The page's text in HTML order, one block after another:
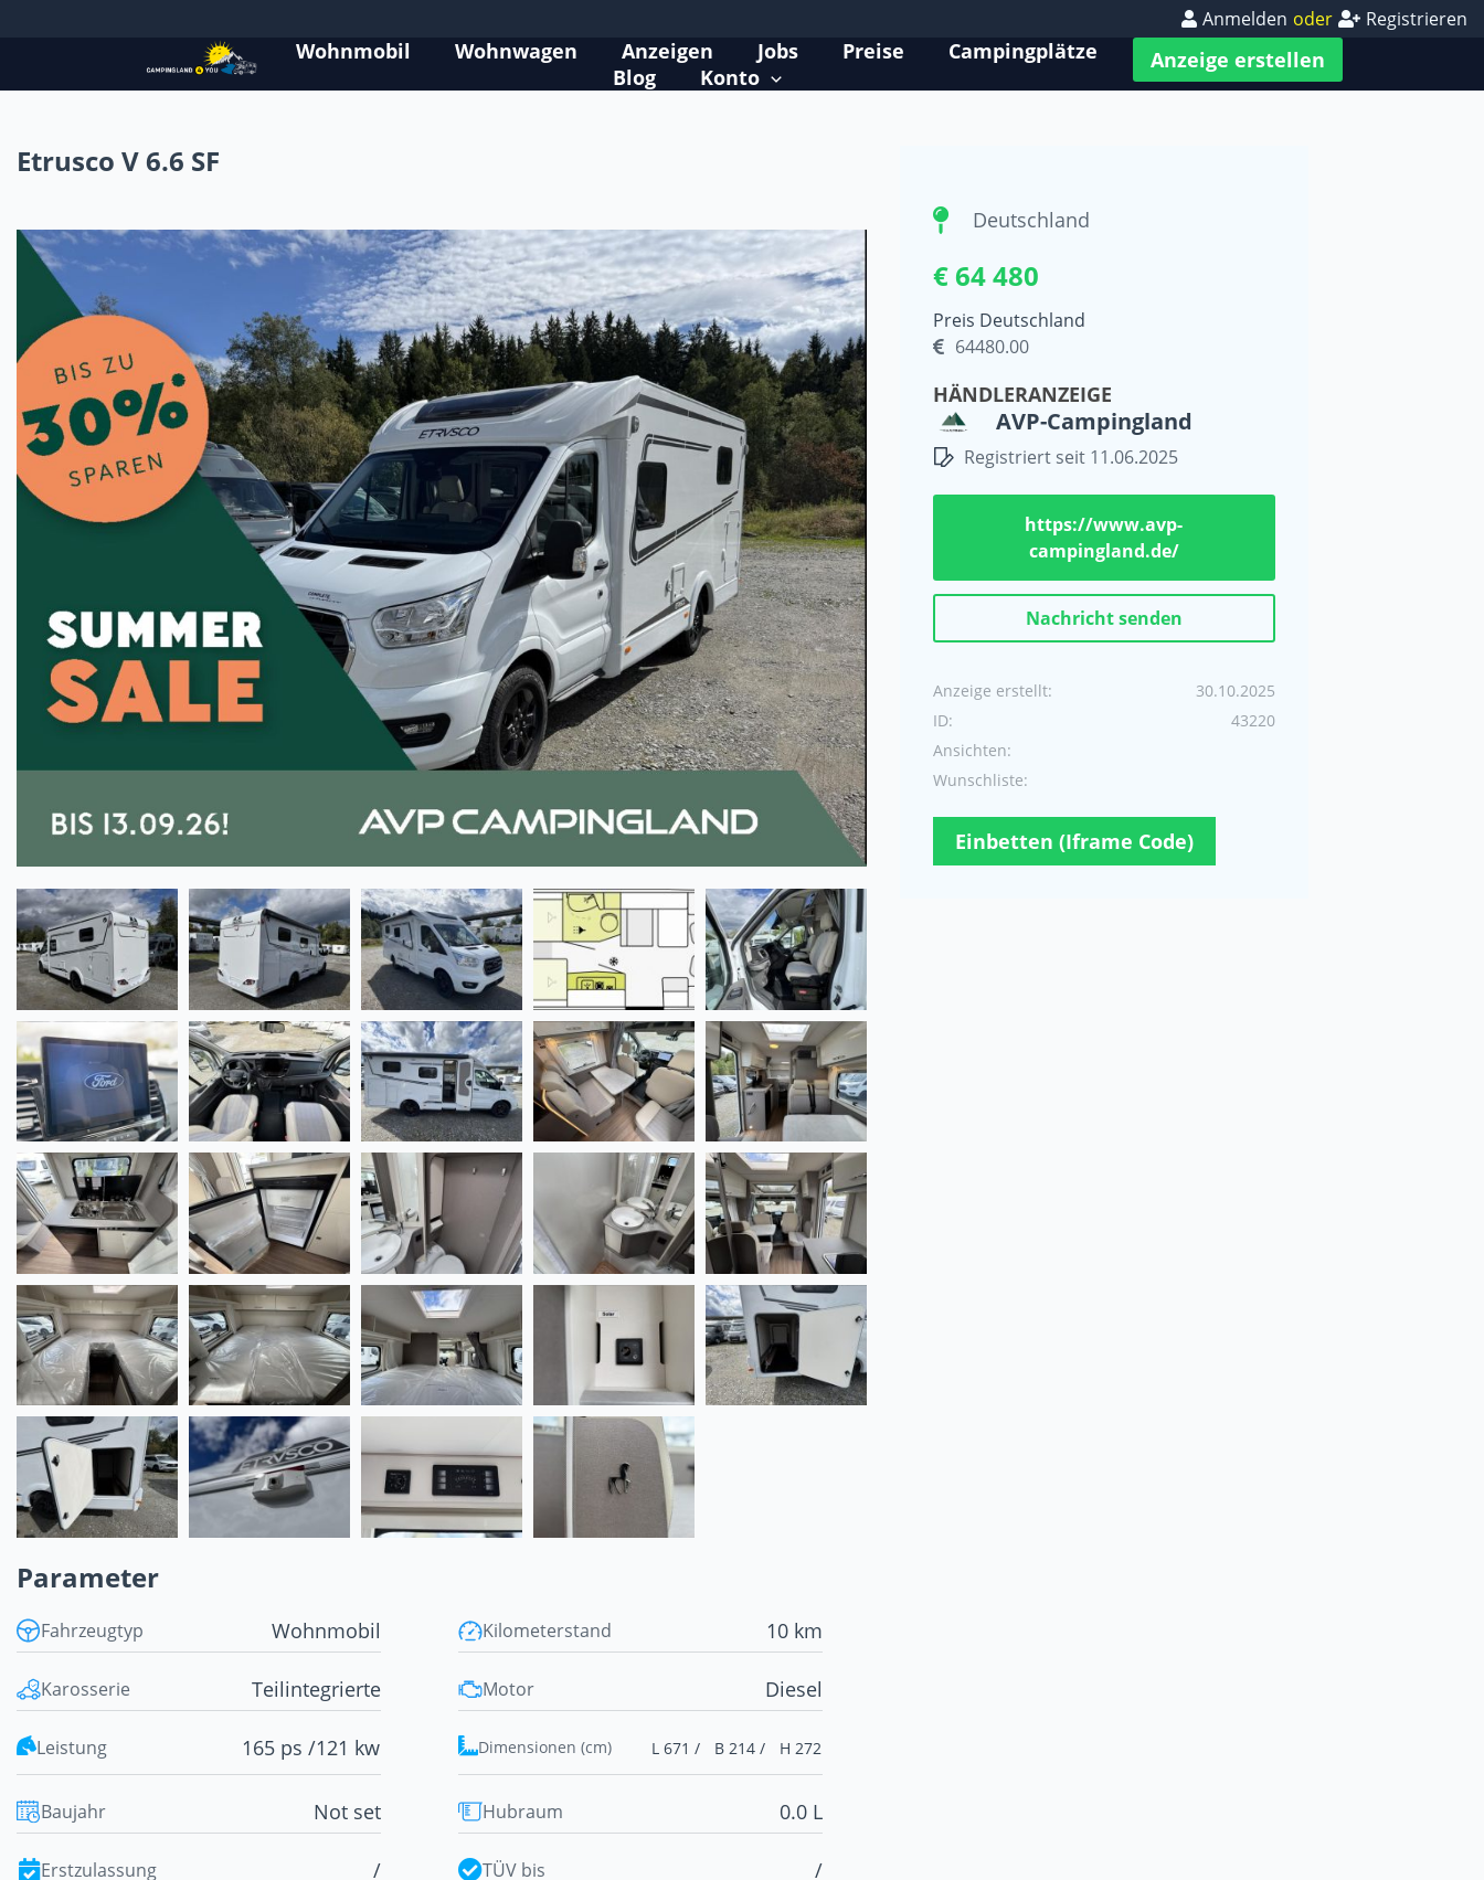
Anmelden oder Registrieren
Wohnmobil Wohnwagen Anzeigen Jobs Preise
Campingplätze
Blog
Konto
Anzeige erstellen
Etrusco V 6.6 SF
Parameter
Fahrzeugtyp Wohnmobil Kilometerstand 10 km
Karosserie Teilintegrierte Motor Diesel
Leistung 165 ps /121 kw Dimensionen (cm) L 671 / B 214 / H 272
Baujahr Not set Hubraum 0.0 L
Erstzulassung / TÜV bis /
Deutschland
€ 64 480
Preis Deutschland
64480.00
HÄNDLERANZEIGE
AVP-Campingland
Registriert seit 11.06.2025
https://www.avp-
campingland.de/
Nachricht senden
Anzeige erstellt:
30.10.2025
ID:
43220
Ansichten:
Wunschliste:
Einbetten (Iframe Code)